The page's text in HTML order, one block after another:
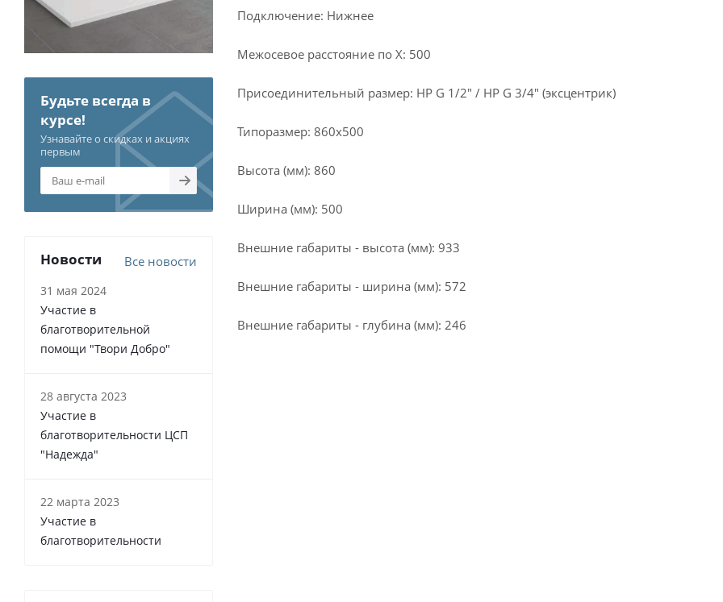
Подключение: Нижнее
Межосевое расстояние по X: 500
Присоединительный размер: НР G 1/2" / НР G 3/4" (эксцентрик)
Типоразмер: 860x500
Высота (мм): 860
Ширина (мм): 500
Внешние габариты - высота (мм): 933
Внешние габариты - ширина (мм): 572
Внешние габариты - глубина (мм): 246
Будьте всегда в
курсе!
Узнавайте о скидках и акциях
первым
Новости Все новости
31 мая 2024
Участие в
благотворительной
помощи "Твори Добро"
28 августа 2023
Участие в
благотворительности ЦСП
"Надежда"
22 марта 2023
Участие в
благотворительности